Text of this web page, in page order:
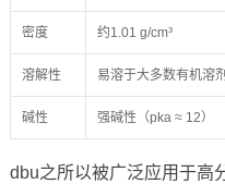
密度 约1.01 g/cm³
溶解性 易溶于大多数有机溶
碱性 强碱性（pka ≈ 12）
dbu之所以被广泛应用于高